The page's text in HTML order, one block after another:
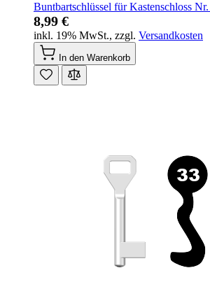
Buntbartschlüssel für Kastenschloss
8,99 €
inkl. 19% MwSt., zzgl. Versandkosten
In den Warenkorb